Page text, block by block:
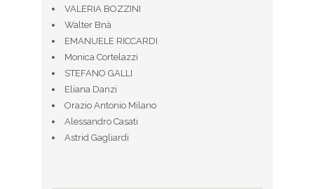
VALERIA BOZZINI
Walter Bnà
EMANUELE RICCARDI
Monica Cortelazzi
STEFANO GALLI
Eliana Danzi
Orazio Antonio Milano
Alessandro Casati
Astrid Gagliardi